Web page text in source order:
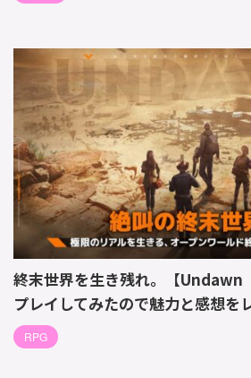
終末世界を生き残れ。【Undawn
プレイしてみたので魅力と感想を
RPG